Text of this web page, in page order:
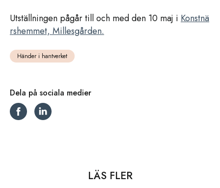
Utställningen pågår till och med den 10 maj i Konstnä
rshemmet, Millesgården.
Händer i hantverket
Dela på sociala medier
LÄS FLER